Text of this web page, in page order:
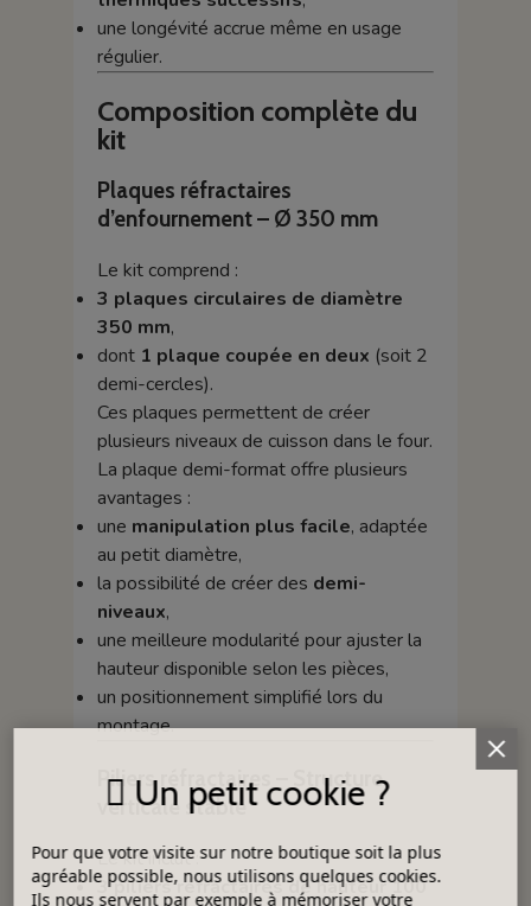
une longévité accrue même en usage
régulier.
Composition complète du
kit
Plaques réfractaires
d’enfournement – Ø 350 mm
Le kit comprend :
3 plaques circulaires de diamètre
350 mm,
dont 1 plaque coupée en deux (soit 2
demi-cercles).
Ces plaques permettent de créer
plusieurs niveaux de cuisson dans le four.
La plaque demi-format offre plusieurs
avantages :
une manipulation plus facile, adaptée
au petit diamètre,
la possibilité de créer des demi-
niveaux,
une meilleure modularité pour ajuster la
hauteur disponible selon les pièces,
un positionnement simplifié lors du
montage.
Piliers réfractaires – Structure
verticale stable
Le kit inclut :
3 piliers réfractaires de hauteur 100
Un petit cookie ?
Pour que votre visite sur notre boutique soit la plus
agréable possible, nous utilisons quelques cookies.
Ils nous servent par exemple à mémoriser votre